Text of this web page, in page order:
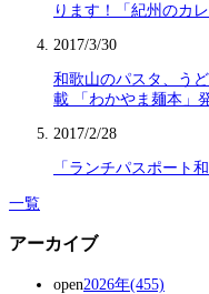
ります！「紀州のカ
2017/3/30
和歌山のパスタ、う
載 「わかやま麺本」
2017/2/28
「ランチパスポート
一覧
アーカイブ
open2026年(455)